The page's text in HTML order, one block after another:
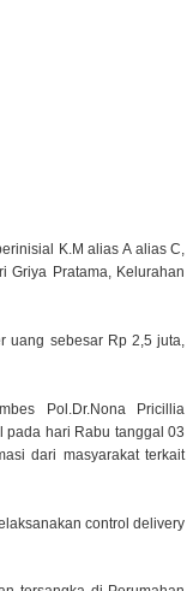
K.M alias A alias C,
Griya Pratama, Kelurahan
uang sebesar Rp 2,5 juta,
Pol.Dr.Nona Pricillia
pada hari Rabu tanggal 03
dari masyarakat terkait
control delivery